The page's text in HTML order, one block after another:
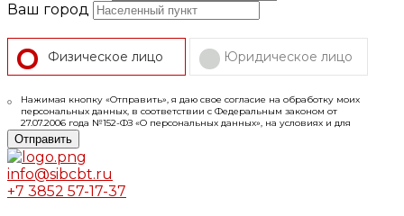
Ваш город
Физическое лицо Юридическое лицо
Нажимая кнопку «Отправить», я даю свое согласие на обработку моих
персональных данных, в соответствии с Федеральным законом от
27.07.2006 года №152-ФЗ «О персональных данных», на условиях и для
целей, определенных в
Политике конфиденциальности
Отправить
info@sibcbt.ru
+7 3852 57-17-37